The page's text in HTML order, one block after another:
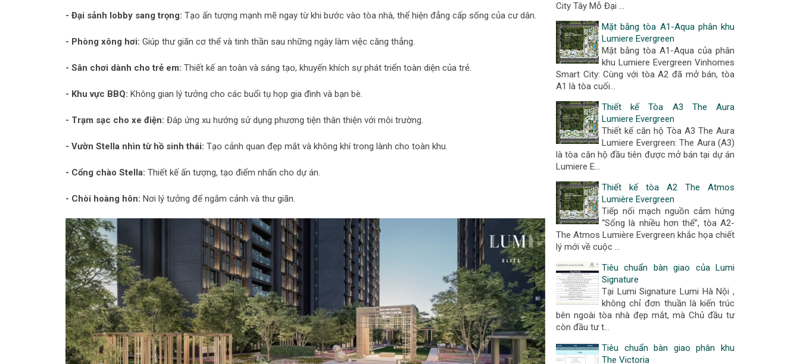
- Đại sảnh lobby sang trọng: Tạo ấn tượng mạnh mẽ ngay từ khi bước vào tòa nhà, thể hiện đẳng cấp sống của cư dân.
- Phòng xông hơi: Giúp thư giãn cơ thể và tinh thần sau những ngày làm việc căng thẳng.
- Sân chơi dành cho trẻ em: Thiết kế an toàn và sáng tạo, khuyến khích sự phát triển toàn diện của trẻ.
- Khu vực BBQ: Không gian lý tưởng cho các buổi tụ họp gia đình và bạn bè.
- Trạm sạc cho xe điện: Đáp ứng xu hướng sử dụng phương tiện thân thiện với môi trường.
- Vườn Stella nhìn từ hồ sinh thái: Tạo cảnh quan đẹp mắt và không khí trong lành cho toàn khu.
- Cổng chào Stella: Thiết kế ấn tượng, tạo điểm nhấn cho dự án.
- Chòi hoàng hôn: Nơi lý tưởng để ngắm cảnh và thư giãn.
City Tây Mỗ Đại …
Mặt bằng tòa A1-Aqua phân khu
Lumiere Evergreen
Mặt bằng tòa A1-Aqua của phân
khu Lumiere Evergreen Vinhomes
Smart City: Cùng với tòa A2 đã mở bán, tòa
A1 là tòa cuối…
Thiết kế Tòa A3 The Aura
Lumiere Evergreen
Thiết kế căn hộ Tòa A3 The Aura
Lumiere Evergreen: The Aura (A3)
là tòa căn hộ đầu tiên được mở bán tại dự án
Lumiere E…
Thiết kế tòa A2 The Atmos
Lumière Evergreen
Tiếp nối mạch nguồn cảm hứng
“Sống là nhiều hơn thế”, tòa A2-
The Atmos Lumière Evergreen khắc họa chiết
lý mới về cuộc …
Tiêu chuẩn bàn giao của Lumi
Signature
Tại Lumi Signature Lumi Hà Nội ,
không chỉ đơn thuần là kiến trúc
bên ngoài tòa nhà đẹp mắt, mà Chủ đầu tư
còn đầu tư t…
Tiêu chuẩn bàn giao phân khu
The Victoria